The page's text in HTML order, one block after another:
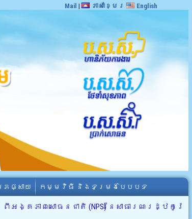
Mail | ភាសាខ្មែរ English
ម្ភផ្សាយ កម្មវិធី និងទម្រង់បែបបទ
ាពសោធនជាតិ (NPS) នៃសាធារណរដ្ឋកូរ៉េ